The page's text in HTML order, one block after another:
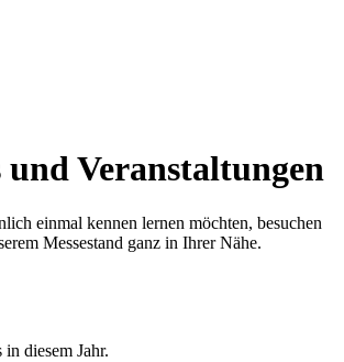
Veran­staltungen
einmal kennen lernen möchten, besuchen
Messestand ganz in Ihrer Nähe.
diesem Jahr.